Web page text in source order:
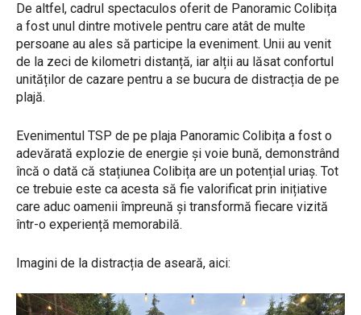
De altfel, cadrul spectaculos oferit de Panoramic Colibița
a fost unul dintre motivele pentru care atât de multe
persoane au ales să participe la eveniment. Unii au venit
de la zeci de kilometri distanță, iar alții au lăsat confortul
unităților de cazare pentru a se bucura de distracția de pe
plajă.
Evenimentul TSP de pe plaja Panoramic Colibița a fost o
adevărată explozie de energie și voie bună, demonstrând
încă o dată că stațiunea Colibița are un potențial uriaș. Tot
ce trebuie este ca acesta să fie valorificat prin inițiative
care aduc oamenii împreună și transformă fiecare vizită
într-o experiență memorabilă.
Imagini de la distracția de aseară, aici: